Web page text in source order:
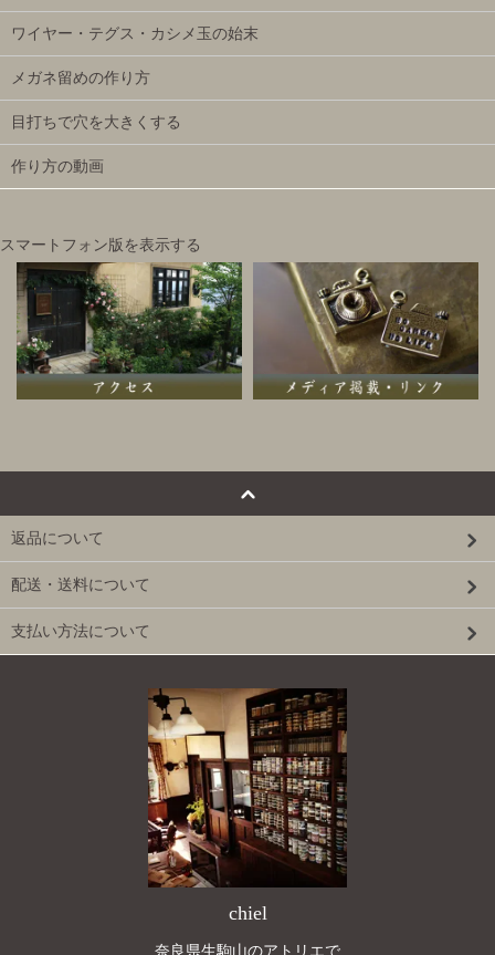
ワイヤー・テグス・カシメ玉の始末
メガネ留めの作り方
目打ちで穴を大きくする
作り方の動画
スマートフォン版を表示する
返品について
配送・送料について
支払い方法について
chiel
奈良県生駒山のアトリエで